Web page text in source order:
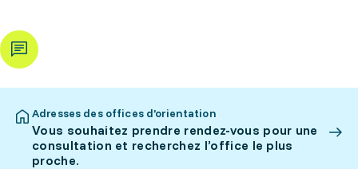
Adresses des offices d’orientation
Vous souhaitez prendre rendez-vous pour une
consultation et recherchez l’office le plus
proche.